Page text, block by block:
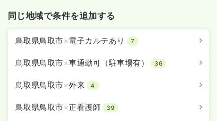
同じ地域で条件を追加する
鳥取県鳥取市×電子カルテあり 7
鳥取県鳥取市×車通勤可（駐車場有） 36
鳥取県鳥取市×外来 4
鳥取県鳥取市×正看護師 39